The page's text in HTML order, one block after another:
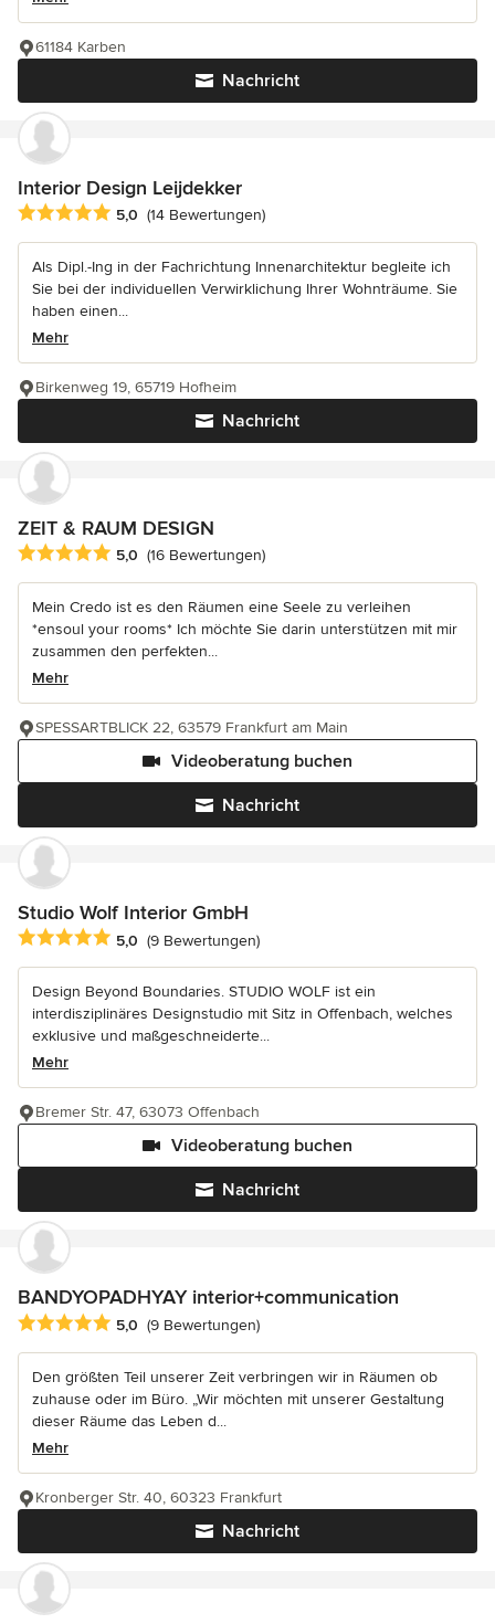
Nachricht
61184 Karben
Interior Design Leijdekker
Durchschnittliche Bewertung: 5 von 5 Sternen
5,0 (14 Bewertungen)
Als Dipl.-Ing in der Fachrichtung Innenarchitektur begleite ich
Sie bei der individuellen Verwirklichung Ihrer Wohnträume. Sie
haben einen...
Mehr
Nachricht
Birkenweg 19, 65719 Hofheim
ZEIT & RAUM DESIGN
Durchschnittliche Bewertung: 5 von 5 Sternen
5,0 (16 Bewertungen)
Mein Credo ist es den Räumen eine Seele zu verleihen
*ensoul your rooms* Ich möchte Sie darin unterstützen mit mir
zusammen den perfekten...
Mehr
Nachricht
Videoberatung buchen
SPESSARTBLICK 22, 63579 Frankfurt am Main
Studio Wolf Interior GmbH
Durchschnittliche Bewertung: 5 von 5 Sternen
5,0 (9 Bewertungen)
Design Beyond Boundaries. STUDIO WOLF ist ein
interdisziplinäres Designstudio mit Sitz in Offenbach, welches
exklusive und maßgeschneiderte...
Mehr
Nachricht
Videoberatung buchen
Bremer Str. 47, 63073 Offenbach
BANDYOPADHYAY interior+communication
Durchschnittliche Bewertung: 5 von 5 Sternen
5,0 (9 Bewertungen)
Den größten Teil unserer Zeit verbringen wir in Räumen ob
zuhause oder im Büro. „Wir möchten mit unserer Gestaltung
dieser Räume das Leben d...
Mehr
Nachricht
Kronberger Str. 40, 60323 Frankfurt